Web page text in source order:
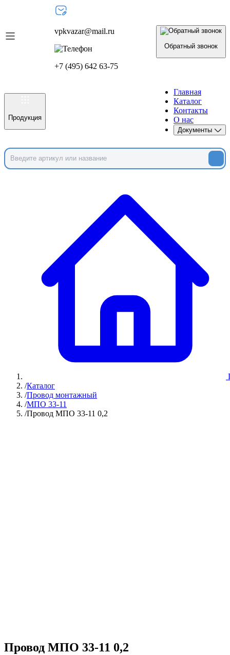
vpkvazar@mail.ru
+7 (495) 642 63-75
Обратный звонок
Продукция
Главная
Каталог
Контакты
О нас
Документы
/Каталог
/Провод монтажный
/МПО 33-11
/Провод МПО 33-11 0,2
Провод МПО 33-11 0,2